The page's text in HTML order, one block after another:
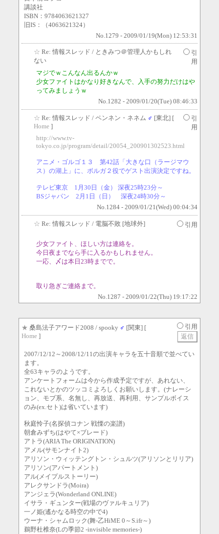
講談社
ISBN：9784063621327
旧IS：（4063621324）
No.1279 - 2009/01/19(Mon) 12:53:31
☆ Re: 情報スレッド / ときみつ＠管理人かもしれ
ない
引
用
マジでｗこんなん出るんかｗ
少女ファイトはかなり好きなんで、入手の努力だけはや
ってみましょうｗ
No.1282 - 2009/01/20(Tue) 08:46:33
☆ Re: 情報スレッド / ペンネン・ネネム ♂ [東北] [
Home ]
引
用
http://www.tv-
tokyo.co.jp/program/detail/20054_200901302523.html
アニメ・ゴルゴ１３ 第42話「大きな口（ラージマウ
ス）の湖上」に、ボルガ２役でゲスト出演決定ですね。
テレビ東京 1月30日（金） 深夜25時23分～
BSジャパン 2月1日（日） 深夜24時30分～
No.1284 - 2009/01/21(Wed) 00:04:34
☆ Re: 情報スレッド / 電脳不敗 [地球外] 引用
少女ファイト、ほしい方は連絡を。
今日夜までなら手に入るかもしれません。
一応、〆は本日23時までで。
取り急ぎご連絡まで。
No.1287 - 2009/01/22(Thu) 19:17:22
★ 桑島法子アワード2008 / spooky ♂ [関東] [
Home ]
引用
2007/12/12～2008/12/11の出演キャラを五十音順で並べてい
ます。
全63キャラのようです。
アンケートフォームは今から作成予定ですが、あれない、
これないとかのツッコミよろしくお願いします。(ナレーシ
ョン、モブ系、名無し、再放送、再利用、サンプルボイス
のみ(ex.セト)は省いています)
秋庭怜子(名探偵コナン 戦慄の楽譜)
朝倉みずち(はやて×ブレード)
アトラ(ARIA The ORIGINATION)
アメル(サモンナイト2)
アリソン・ウィッテングトン・シュルツ(アリソンとリリア)
アリソン(アパートメント)
アル(メイプルストーリー)
アレクサンドラ(Moira)
アンジェラ(Wonderland ONLINE)
イサラ・ギュンター(戦場のヴァルキュリア)
一ノ姫(遙かなる時空の中で4)
ウーナ・シャムロック(舞-乙HiME 0～S.ifr～)
鵜野杜椎奈(Lの季節2 -invisible memories-)